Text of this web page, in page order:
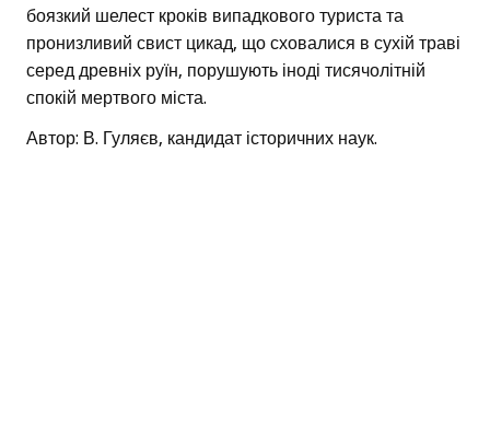
боязкий шелест кроків випадкового туриста та
пронизливий свист цикад, що сховалися в сухій траві
серед древніх руїн, порушують іноді тисячолітній
спокій мертвого міста.
Автор: В. Гуляєв, кандидат історичних наук.